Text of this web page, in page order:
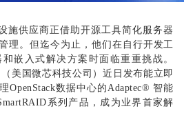
施供应商正借助开源工具简化服务器
理。但迄今为止，他们在自行开发工
嵌入式解决方案时面临重重挑战。
美国微芯科技公司）近日发布能立即
OpenStack数据中心的Adaptec® 智能
系列产品，成为业界首家解